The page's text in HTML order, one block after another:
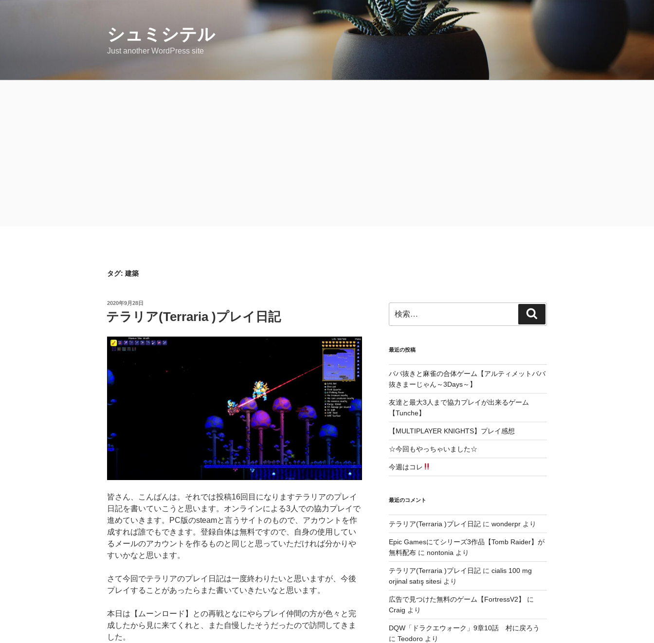
シュミシテル
Just another WordPress site
タグ: 建築
投
日:
2020年9月28日
テラリア(Terraria )プレイ日記
皆さん、こんばんは。それでは投稿16回目になりますテラリアのプレイ
日記を書いていこうと思います。オンラインによる3人での協力プレイで
進めていきます。PC版のsteamと言うサイトのもので、アカウントを作
成すれば誰でもできます。登録自体は無料ですので、自身の使用してい
るメールのアカウントを作るものと同じと思っていただければ分かりや
すいかなと思います。
さて今回でテラリアのプレイ日記は一度終わりたいと思いますが、今後
プレイすることがあったらまた書いていきたいなと思います。
本日は【ムーンロード】との再戦となにやらプレイ仲間の方が色々と完
成したから見に来てくれと、また自慢したそうだったので訪問してきま
した。
索:
索
最近の投稿
ババ抜きと麻雀の合体ゲーム【アルティメットババ
抜きまーじゃん～3Days～】
友達と最大3人まで協力プレイが出来るゲーム
【Tunche】
【MULTIPLAYER KNIGHTS】プレイ感想
☆今回もやっちゃいました☆
今週はコレ
最近のコメント
テラリア(Terraria )プレイ日記に wonderprより
Epic Gamesにてシリーズ3作品【Tomb Raider】が
無料配布に nontonia より
テラリア(Terraria )プレイ日記に cialis 100 mg
orjinal satış sitesiより
広告で見つけた無料のゲーム【FortressV2】
に
Craig より
DQW「ドラクエウォーク」9章10話 村に戻ろう
に Teodoroより